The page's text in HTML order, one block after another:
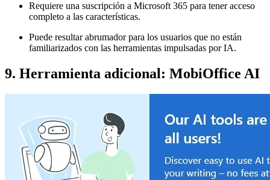
Requiere una suscripción a Microsoft 365 para tener acceso
completo a las características.
Puede resultar abrumador para los usuarios que no están
familiarizados con las herramientas impulsadas por IA.
9. Herramienta adicional: MobiOffice AI